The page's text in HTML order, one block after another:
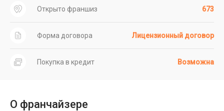
Открыто франшиз 673
Форма договора Лицензионный договор
Покупка в кредит Возможна
О франчайзере